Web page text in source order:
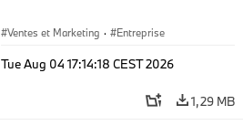
Ventes et Marketing · Entreprise
Tue Aug 04 17:14:18 CEST 2026
1,29 MB